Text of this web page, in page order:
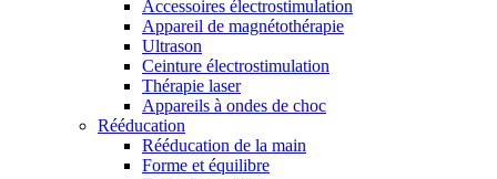
Accessoires électrostimulation
Appareil de magnétothérapie
Ultrason
Ceinture électrostimulation
Thérapie laser
Appareils à ondes de choc
Rééducation
Rééducation de la main
Forme et équilibre